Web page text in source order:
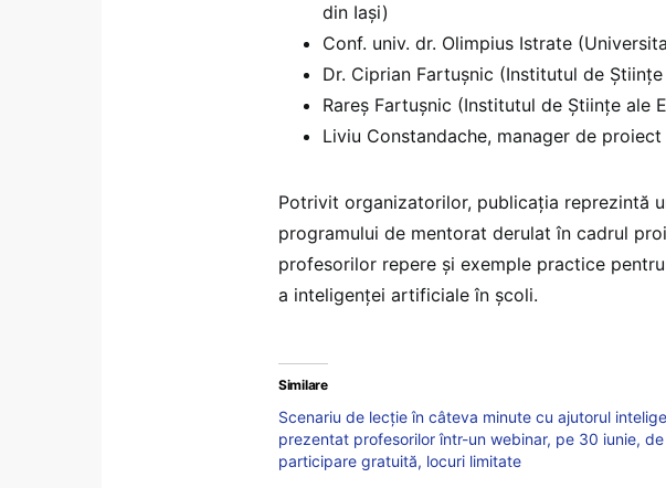
din Iași)
Conf. univ. dr. Olimpius Istrate
Dr. Ciprian Fartușnic (Institutul de
Rareș Fartușnic (Institutul de Științe ale
Liviu Constandache, manager de proiect
Potrivit organizatorilor, publicația reprezintă
programului de mentorat derulat în cadrul
profesorilor repere și exemple practice
a inteligenței artificiale în școli.
Similare
Scenariu de lecție în câteva minute cu ajutorul
prezentat profesorilor într-un webinar, pe 30 iunie,
participare gratuită, locuri limitate